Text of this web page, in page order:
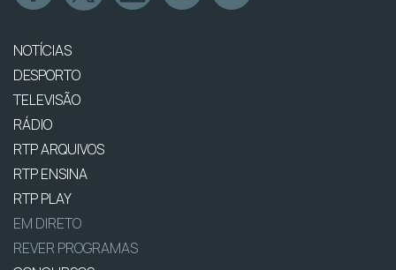
NOTÍCIAS
DESPORTO
TELEVISÃO
RÁDIO
RTP ARQUIVOS
RTP ENSINA
RTP PLAY
EM DIRETO
REVER PROGRAMAS